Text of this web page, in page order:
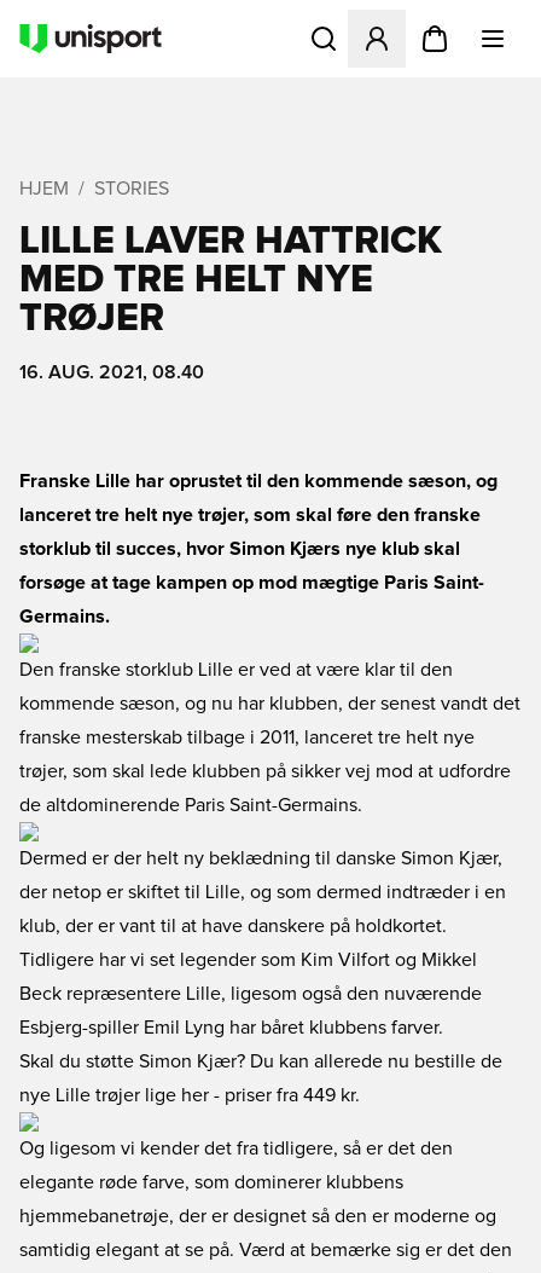
Åbner en Modal til at
HJEM STORIES
LILLE LAVER HATTRICK
MED TRE HELT NYE
TRØJER
16. AUG. 2021, 08.40
Franske Lille har oprustet til den kommende sæson, og
lanceret tre helt nye trøjer, som skal føre den franske
storklub til succes, hvor Simon Kjærs nye klub skal
forsøge at tage kampen op mod mægtige Paris Saint-
Germains.
Den franske storklub Lille er ved at være klar til den
kommende sæson, og nu har klubben, der senest vandt det
franske mesterskab tilbage i 2011, lanceret tre helt nye
trøjer, som skal lede klubben på sikker vej mod at udfordre
de altdominerende Paris Saint-Germains.
Dermed er der helt ny beklædning til danske Simon Kjær,
der netop er skiftet til Lille, og som dermed indtræder i en
klub, der er vant til at have danskere på holdkortet.
Tidligere har vi set legender som Kim Vilfort og Mikkel
Beck repræsentere Lille, ligesom også den nuværende
Esbjerg-spiller Emil Lyng har båret klubbens farver.
Skal du støtte Simon Kjær? Du kan allerede nu bestille de
nye Lille trøjer lige her - priser fra 449 kr.
Og ligesom vi kender det fra tidligere, så er det den
elegante røde farve, som dominerer klubbens
hjemmebanetrøje, der er designet så den er moderne og
samtidig elegant at se på. Værd at bemærke sig er det den